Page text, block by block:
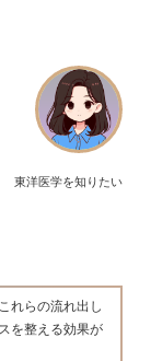
東洋医学を知りたい
れらの流れ出し
を整える効果が